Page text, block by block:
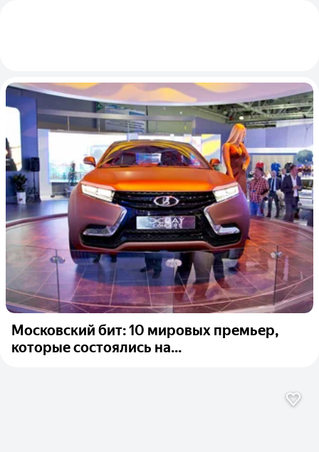
Московский бит: 10 мировых премьер,
которые состоялись на...